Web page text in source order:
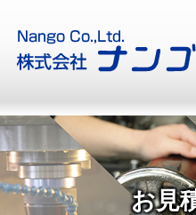
お見